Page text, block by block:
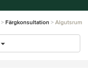
Färgkonsultation Algutsrum